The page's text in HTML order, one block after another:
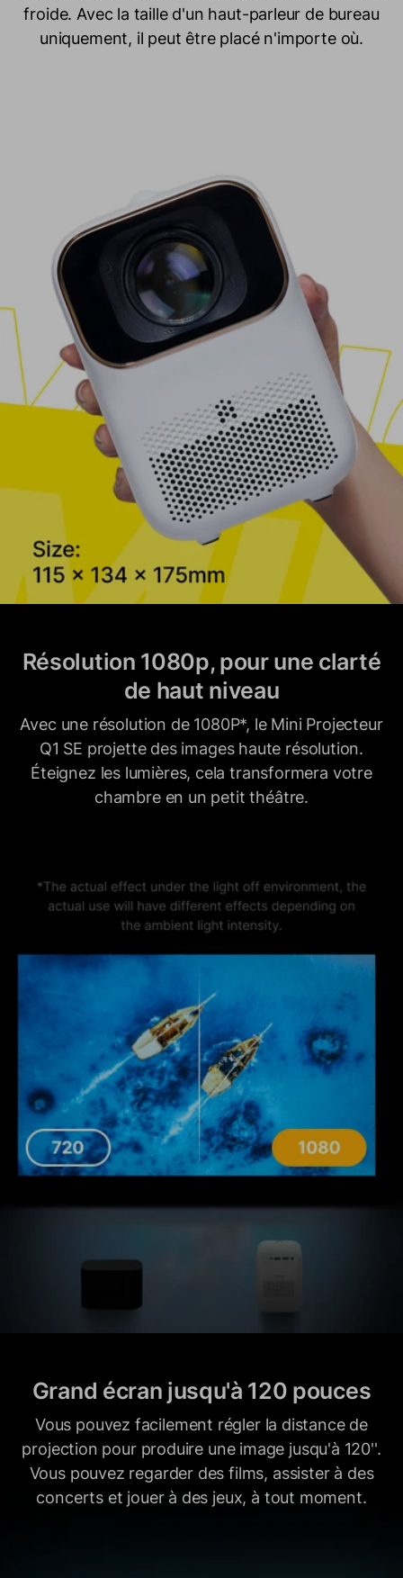
froide. Avec la taille d'un haut-parleur de bureau
uniquement, il peut être placé n'importe où.
Résolution 1080p, pour une clarté
de haut niveau
Avec une résolution de 1080P*, le Mini Projecteur
Q1 SE projette des images haute résolution.
Éteignez les lumières, cela transformera votre
chambre en un petit théâtre.
Grand écran jusqu'à 120 pouces
Vous pouvez facilement régler la distance de
projection pour produire une image jusqu'à 120''.
Vous pouvez regarder des films, assister à des
concerts et jouer à des jeux, à tout moment.